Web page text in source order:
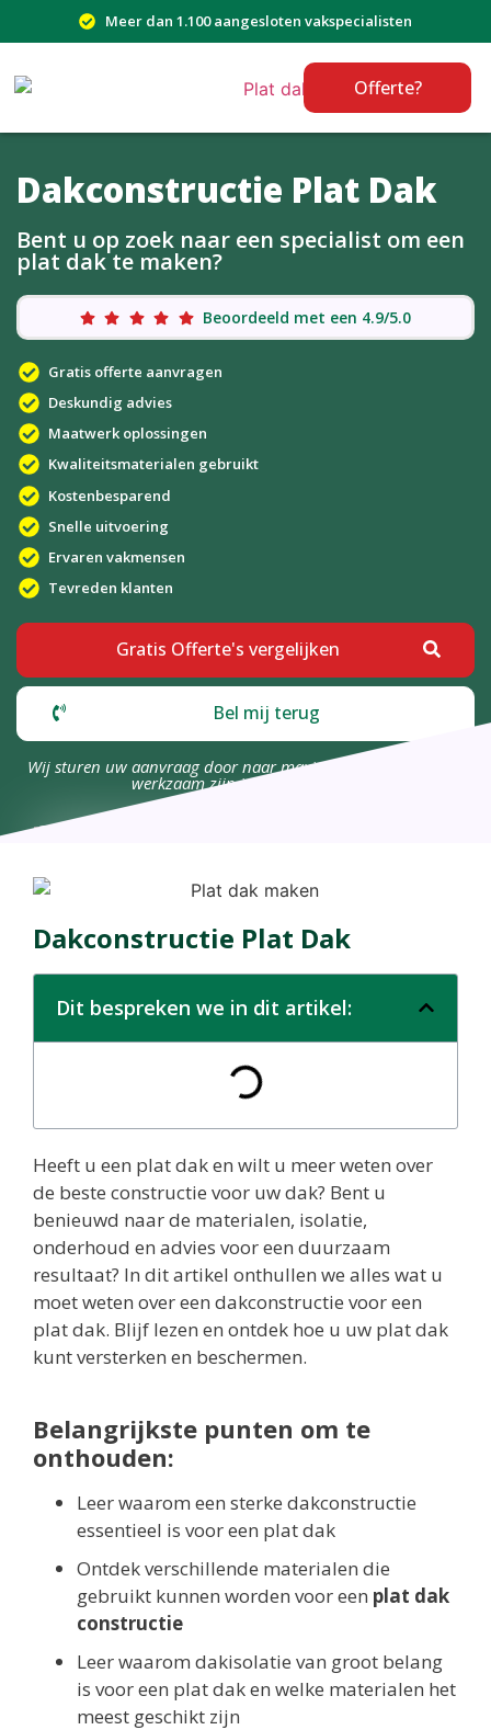
Meer dan 1.100 aangesloten vakspecialisten
Offerte?
Dakconstructie Plat Dak
Bent u op zoek naar een specialist om een
plat dak te maken?
Beoordeeld met een 4.9/5.0
Gratis offerte aanvragen
Deskundig advies
Maatwerk oplossingen
Kwaliteitsmaterialen gebruikt
Kostenbesparend
Snelle uitvoering
Ervaren vakmensen
Tevreden klanten
Gratis Offerte's vergelijken
Bel mij terug
Wij sturen uw aanvraag door naar maximaal 4 bedrijven die
werkzaam zijn in uw omgeving.
Dakconstructie Plat Dak
Dit bespreken we in dit artikel:
Heeft u een plat dak en wilt u meer weten over
de beste constructie voor uw dak? Bent u
benieuwd naar de materialen, isolatie,
onderhoud en advies voor een duurzaam
resultaat? In dit artikel onthullen we alles wat u
moet weten over een dakconstructie voor een
plat dak. Blijf lezen en ontdek hoe u uw plat dak
kunt versterken en beschermen.
Belangrijkste punten om te
onthouden:
Leer waarom een sterke dakconstructie
essentieel is voor een plat dak
Ontdek verschillende materialen die
gebruikt kunnen worden voor een plat dak
constructie
Leer waarom dakisolatie van groot belang
is voor een plat dak en welke materialen het
meest geschikt zijn